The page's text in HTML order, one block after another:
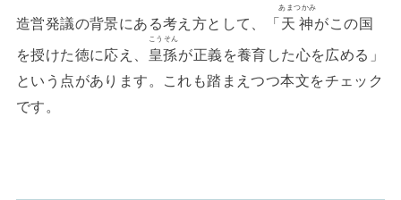
造営発議の背景にある考え方として、「天神
あまつかみ
がこの国
を授けた徳に応え、 皇孫
こうそん
が正義を養育した心を広める」
という点があります。これも踏まえつつ本文をチェック
です。